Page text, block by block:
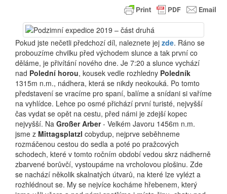
Pokud jste nečetli předchozí díl, naleznete jej zde. Ráno se
probouzíme chvilku před východem slunce a tak první co
děláme, je přivítání nového dne. Je 7:20 a slunce vychází
nad Polední horou, kousek vedle rozhledny Poledník
1315m n.m., nádhera, která se nikdy neokouká. Po tomto
představení se vracíme pro spaní, balíme a snídani si vaříme
na vyhlídce. Lehce po osmé přichází první turisté, nejvyšší
čas vydat se opět na cestu, před námi je zdejší kopec
nejvyšší. Na Großer Arber- Velkém Javoru 1456m n.m.
jsme z Mittagsplatzl cobydup, nejprve seběhneme
rozmáčenou cestou do sedla a poté po pražcových
schodech, které v tomto ročním období vedou skrz nádherně
zbarvené borůvčí, vystoupáme na vrcholovou plošinu. Zde
se nachází několik skalnatých útvarů, na které lze vylézt a
rozhlédnout se. My se nejvíce kocháme hřebenem, který